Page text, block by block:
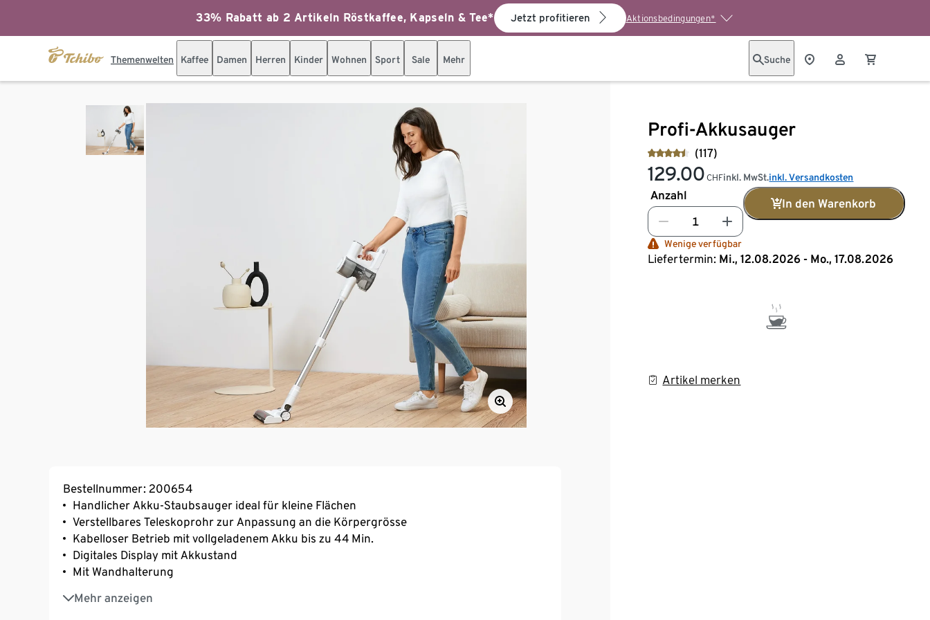
33% Rabatt ab 2 Artikeln Röstkaffee, Kapseln & Tee* Jetzt profitieren Aktionsbedingungen*
Themenwelten Kaffee Damen Herren Kinder Wohnen Sport Sale Mehr Suche
Profi-Akkusauger
(117)
129.00 CHFinkl. MwSt.inkl. Versandkosten
Anzahl
In den Warenkorb
Wenige verfügbar
Liefertermin: Mi., 12.08.2026 - Mo., 17.08.2026
Artikel merken
Bestellnummer: 200654
Handlicher Akku-Staubsauger ideal für kleine Flächen
Verstellbares Teleskoprohr zur Anpassung an die Körpergrösse
Kabelloser Betrieb mit vollgeladenem Akku bis zu 44 Min.
Digitales Display mit Akkustand
Mit Wandhalterung
Mehr anzeigen
3 Geschwindigkeitsstufen
Auffangbehälter mit herausnehmbarem Sieb